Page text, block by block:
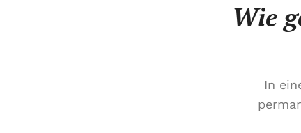
Wie
In